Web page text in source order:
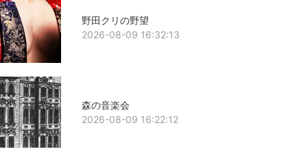
野田クリの野望
2026-08-09 16:32:13
森の音楽会
2026-08-09 16:22:12